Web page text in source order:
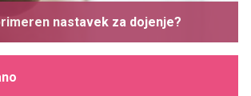
nastavek za dojenje?